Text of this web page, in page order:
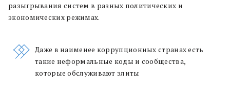
разыгрывания систем в разных политических и
экономических режимах.
Даже в наименее коррупционных странах есть
такие неформальные коды и сообщества,
которые обслуживают элиты